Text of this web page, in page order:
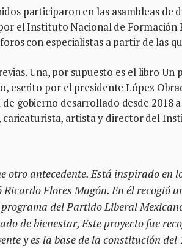
participaron en las asambleas de
el Instituto Nacional de Formación
con especialistas a partir de las
Una, por supuesto es el libro Un
escrito por el presidente López
gobierno desarrollado desde 2018
caricaturista, artista y director del
otro antecedente. Está inspirado en
Flores Magón. En él recogió
del Partido Liberal
de bienestar, Este proyecto fue
y es la base de la constitución del